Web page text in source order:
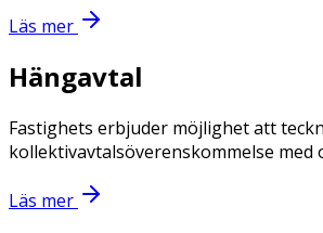
Läs mer
Hängavtal
Fastighets erbjuder möjlighet att
kollektivavtalsöverenskommelse med
Läs mer